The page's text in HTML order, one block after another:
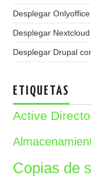
Desplegar
Desplegar
Desplegar Drupal
ETIQUETAS
Active
Copias de